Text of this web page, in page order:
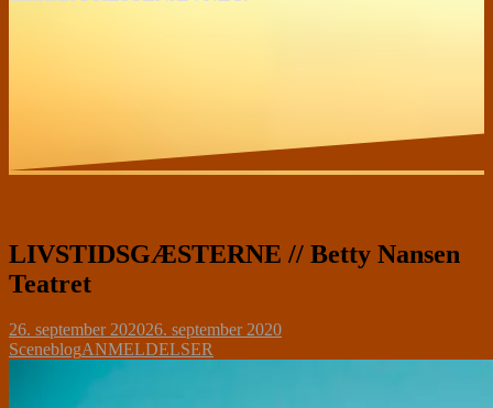
LIVSTIDSGÆSTERNE // Betty Nansen
Teatret
26. september 202026. september 2020
SceneblogANMELDELSER